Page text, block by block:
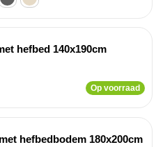
hefbed 140x190cm
Op voorraad
hefbedbodem 180x200cm